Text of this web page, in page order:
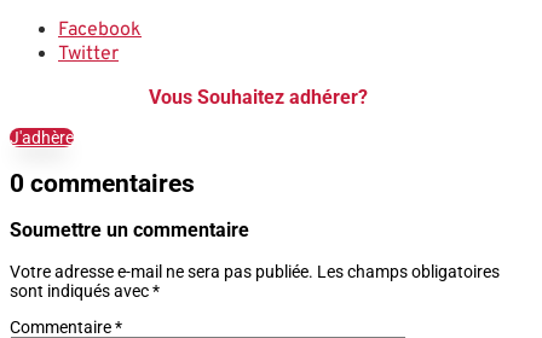
Facebook
Twitter
Vous Souhaitez adhérer?
J'adhère
0 commentaires
Soumettre un commentaire
Votre adresse e-mail ne sera pas publiée. Les champs obligatoires
sont indiqués avec*
Commentaire*